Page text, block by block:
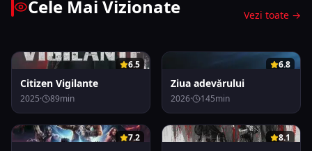
Cele Mai Vizionate Vezi toate →
0 6.5
Citizen Vigilante
2025· 89min
0 6.8
Ziua adevărului
2026· 145min
0 7.2 0 8.1